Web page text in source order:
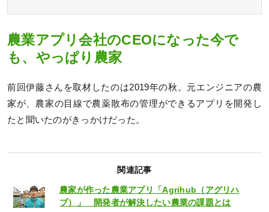
農業アプリ会社のCEOになった今で
も、やっぱり農家
前回伊藤さんを取材したのは2019年の秋。元エンジニアの農
家が、農家の目線で農薬散布の管理ができるアプリを開発し
たと聞いたのがきっかけだった。
関連記事
農家が作った農業アプリ「Agrihub（アグリハ
ブ）」 開発者が解決したい農業の課題とは